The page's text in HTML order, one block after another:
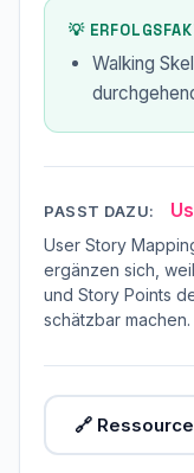
💡
Walking
PASST DAZU:
User Story
ergänzen sich,
und Story Points
schätzbar machen.
🔗